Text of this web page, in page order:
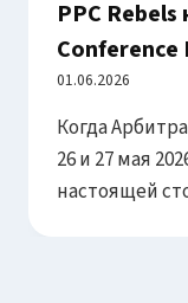
PPC
Conference
Трастовые
01.06.2026
Когда
26 и 27 мая
настоящей
прошла одна